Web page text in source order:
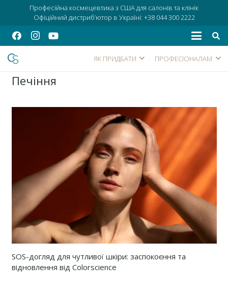
ЯК ПРИДБАТИ ПРОФЕСІОНАЛАМ
Професійна космецевтика з США для салонів та клінік
Офіційний дистриб’ютор в Україні: +38 044 300 2222
Печіння
SOS-догляд для чутливої ​​шкіри: заспокоєння та
відновлення від Colorscience